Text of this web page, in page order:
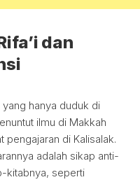
dan
yang hanya duduk di
ilmu di Makkah
pengajaran di Kalisalak.
adalah sikap anti-
kitabnya, seperti